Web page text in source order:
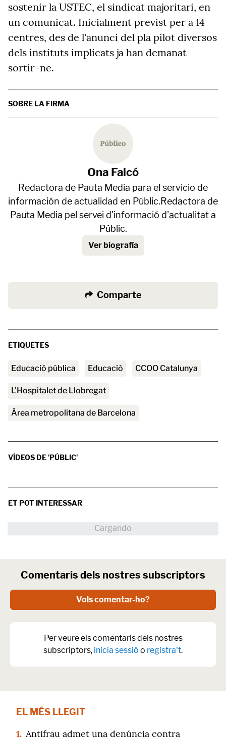
sostenir la USTEC, el sindicat majoritari, en
un comunicat. Inicialment previst per a 14
centres, des de l'anunci del pla pilot diversos
dels instituts implicats ja han demanat
sortir-ne.
SOBRE LA FIRMA
Ona Falcó
Redactora de Pauta Media para el servicio de
información de actualidad en Públic.Redactora de
Pauta Media pel servei d'informació d'actualitat a
Públic.
Ver biografía
Comparte
ETIQUETES
Educació pública educació CCOO Catalunya
L'Hospitalet de Llobregat
àrea metropolitana de Barcelona
VÍDEOS DE 'PÚBLIC'
ET POT INTERESSAR
Comentaris dels nostres subscriptors
Vols comentar-ho?
Per veure els comentaris dels nostres
subscriptors, inicia sessió o registra't.
EL MÉS LLEGIT
1. Antifrau admet una denúncia contra